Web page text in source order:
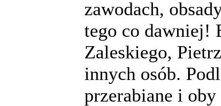
zawodach,
tego co dawniej!
Zaleskiego,
innych osób.
przerabiane i